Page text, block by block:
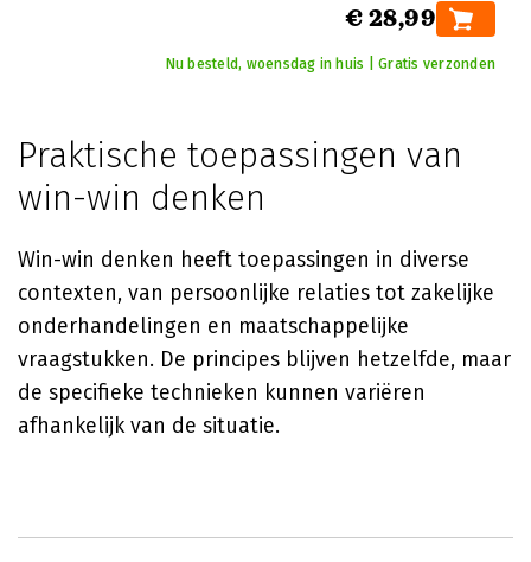
€ 28,99
Nu besteld, woensdag in huis | Gratis verzonden
Praktische toepassingen van
win-win denken
Win-win denken heeft toepassingen in diverse
contexten, van persoonlijke relaties tot zakelijke
onderhandelingen en maatschappelijke
vraagstukken. De principes blijven hetzelfde, maar
de specifieke technieken kunnen variëren
afhankelijk van de situatie.